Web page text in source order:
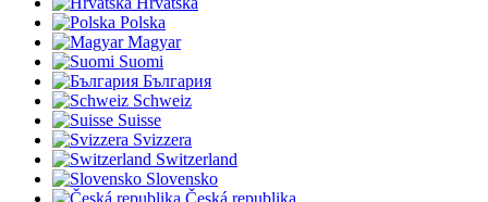
Polska
Magyar
Suomi
България
Schweiz
Suisse
Svizzera
Switzerland
Slovensko